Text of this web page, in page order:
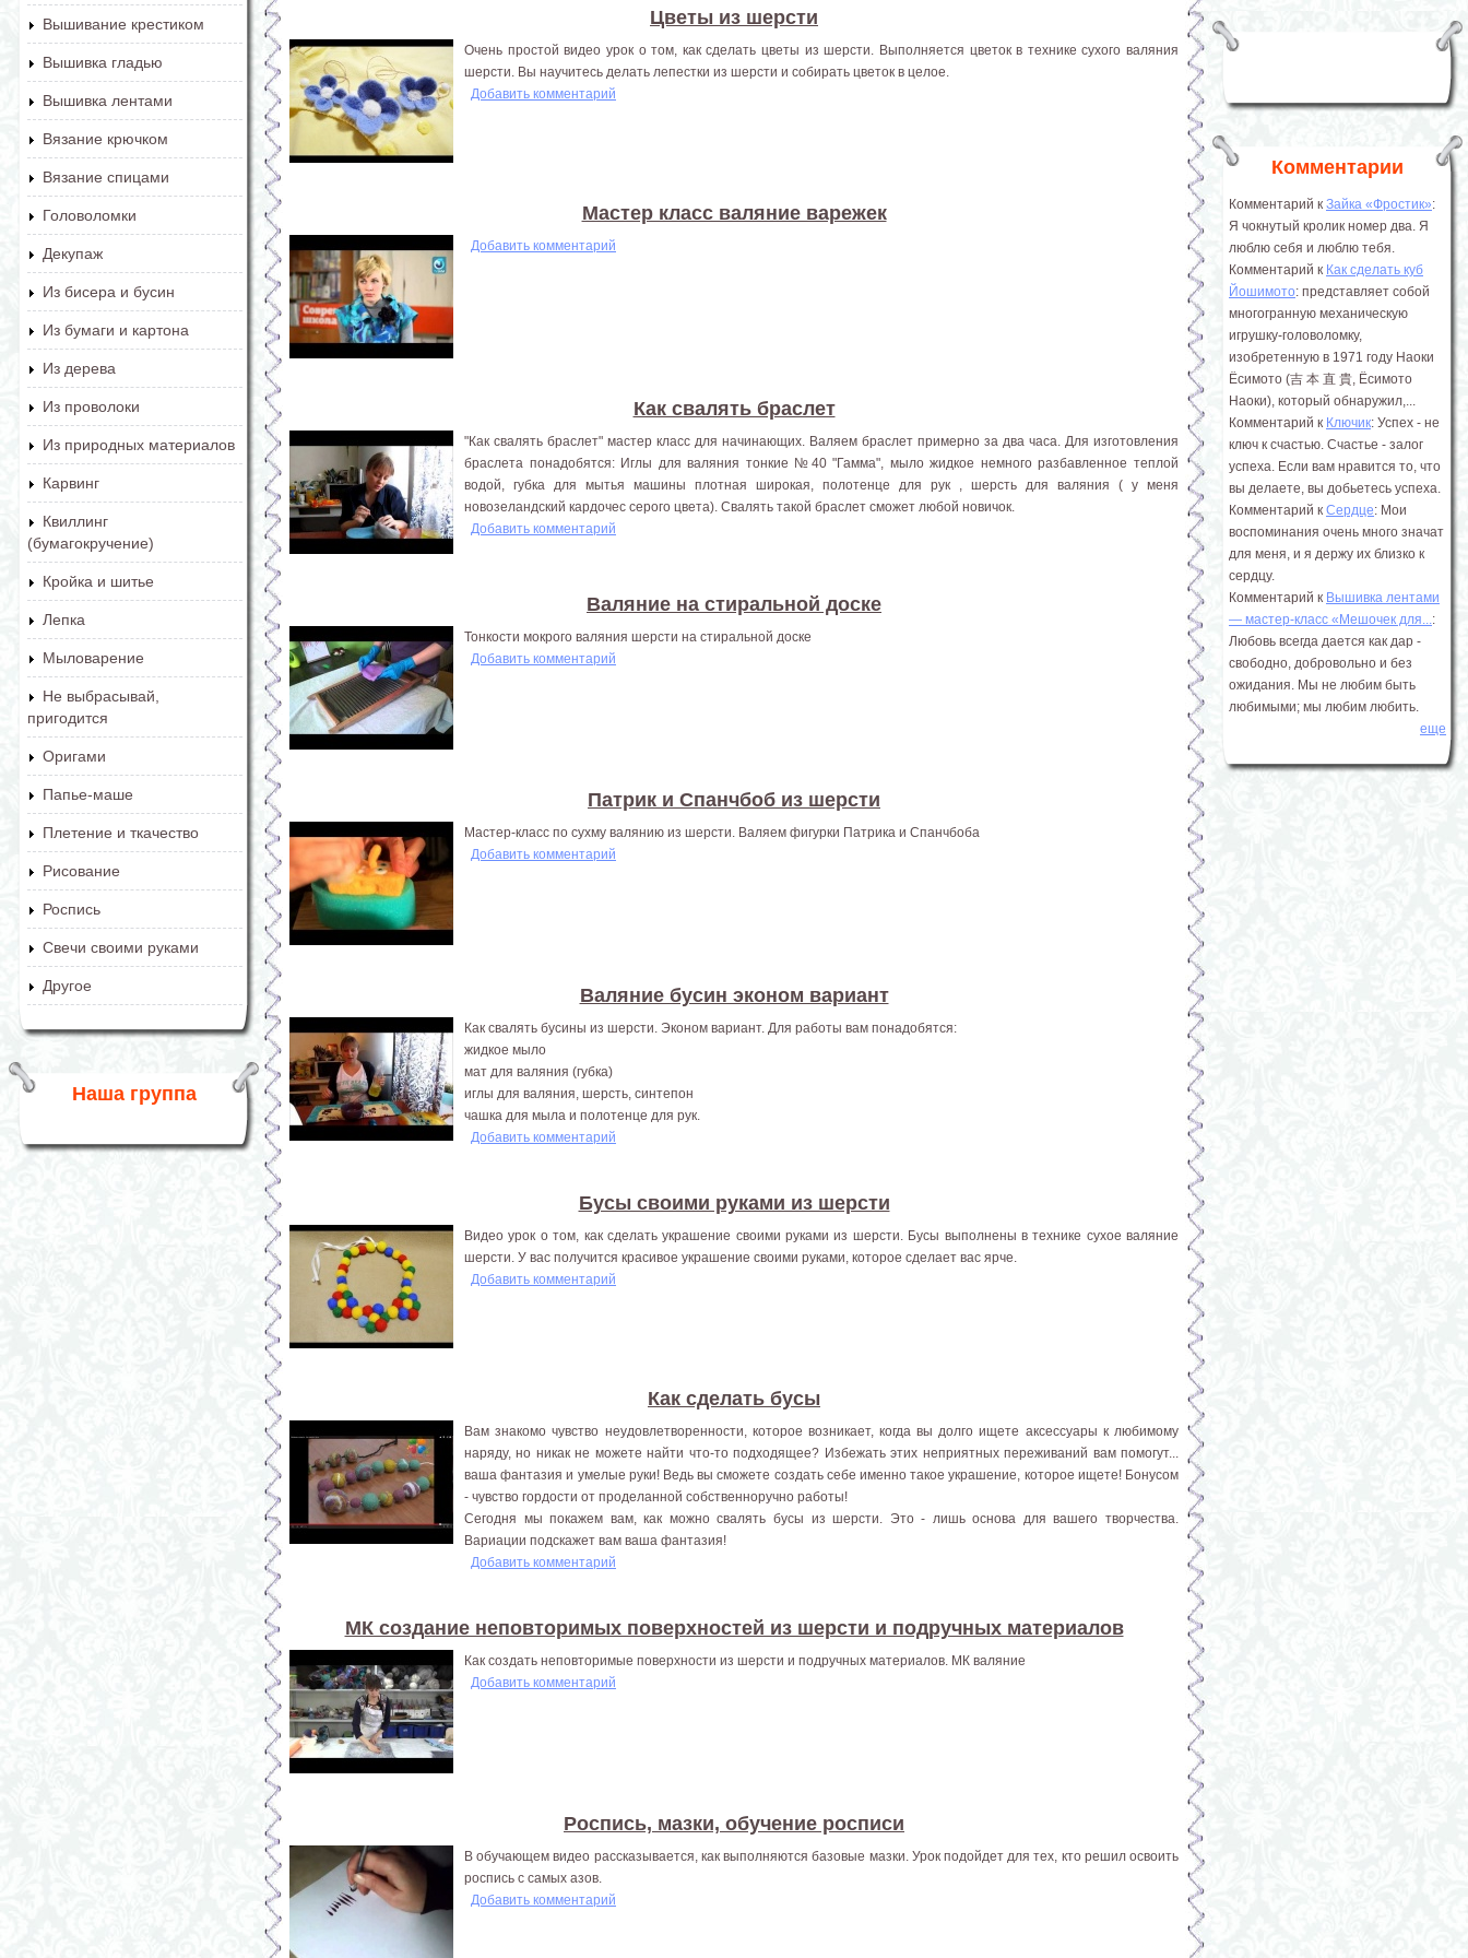
Вышивание крестиком
Вышивка гладью
Вышивка лентами
Вязание крючком
Вязание спицами
Головоломки
Декупаж
Из бисера и бусин
Из бумаги и картона
Из дерева
Из проволоки
Из природных материалов
Карвинг
Квиллинг
(бумагокручение)
Кройка и шитье
Лепка
Мыловарение
Не выбрасывай,
пригодится
Оригами
Папье-маше
Плетение и ткачество
Рисование
Роспись
Свечи своими руками
Другое
Наша группа
Цветы из шерсти
Очень простой видео урок о том, как сделать цветы из шерсти. Выполняется цветок в технике сухого валяния
шерсти. Вы научитесь делать лепестки из шерсти и собирать цветок в целое.
Добавить комментарий
Мастер класс валяние варежек
Добавить комментарий
Как свалять браслет
"Как свалять браслет" мастер класс для начинающих. Валяем браслет примерно за два часа. Для изготовления
браслета понадобятся: Иглы для валяния тонкие №40 "Гамма", мыло жидкое немного разбавленное теплой
водой, губка для мытья машины плотная широкая, полотенце для рук , шерсть для валяния ( у меня
новозеландский кардочес серого цвета). Свалять такой браслет сможет любой новичок.
Добавить комментарий
Валяние на стиральной доске
Тонкости мокрого валяния шерсти на стиральной доске
Добавить комментарий
Патрик и Спанчбоб из шерсти
Мастер-класс по сухму валянию из шерсти. Валяем фигурки Патрика и Спанчбоба
Добавить комментарий
Валяние бусин эконом вариант
Как свалять бусины из шерсти. Эконом вариант. Для работы вам понадобятся:
жидкое мыло
мат для валяния (губка)
иглы для валяния, шерсть, синтепон
чашка для мыла и полотенце для рук.
Добавить комментарий
Бусы своими руками из шерсти
Видео урок о том, как сделать украшение своими руками из шерсти. Бусы выполнены в технике сухое валяние
шерсти. У вас получится красивое украшение своими руками, которое сделает вас ярче.
Добавить комментарий
Как сделать бусы
Вам знакомо чувство неудовлетворенности, которое возникает, когда вы долго ищете аксессуары к любимому
наряду, но никак не можете найти что-то подходящее? Избежать этих неприятных переживаний вам помогут...
ваша фантазия и умелые руки! Ведь вы сможете создать себе именно такое украшение, которое ищете! Бонусом
- чувство гордости от проделанной собственноручно работы!
Сегодня мы покажем вам, как можно свалять бусы из шерсти. Это - лишь основа для вашего творчества.
Вариации подскажет вам ваша фантазия!
Добавить комментарий
МК создание неповторимых поверхностей из шерсти и подручных материалов
Как создать неповторимые поверхности из шерсти и подручных материалов. МК валяние
Добавить комментарий
Роспись, мазки, обучение росписи
В обучающем видео рассказывается, как выполняются базовые мазки. Урок подойдет для тех, кто решил освоить
роспись с самых азов.
Добавить комментарий
Комментарии
Комментарий к Зайка «Фростик»:
Я чокнутый кролик номер два. Я
люблю себя и люблю тебя.
Комментарий к Как сделать куб
Йошимото: представляет собой
многогранную механическую
игрушку-головоломку,
изобретенную в 1971 году Наоки
Ёсимото (吉 本 直 貴, Ёсимото
Наоки), который обнаружил,...
Комментарий к Ключик: Успех - не
ключ к счастью. Счастье - залог
успеха. Если вам нравится то, что
вы делаете, вы добьетесь успеха.
Комментарий к Сердце: Мои
воспоминания очень много значат
для меня, и я держу их близко к
сердцу.
Комментарий к Вышивка лентами
― мастер-класс «Мешочек для...:
Любовь всегда дается как дар -
свободно, добровольно и без
ожидания. Мы не любим быть
любимыми; мы любим любить.
еще